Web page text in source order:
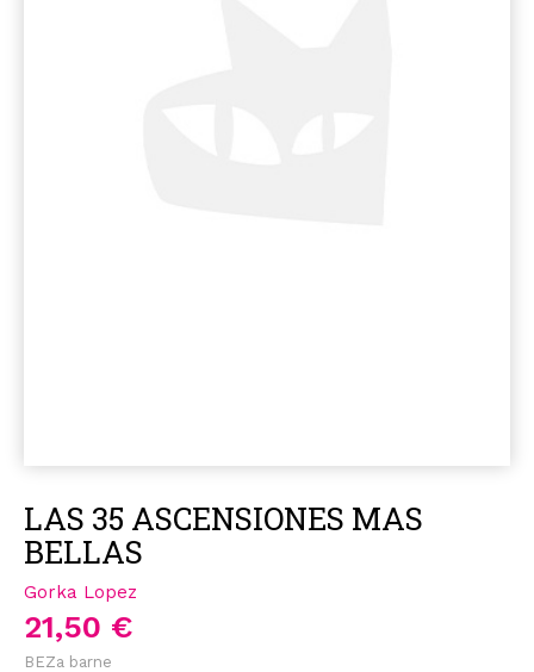
LAS 35 ASCENSIONES MAS
BELLAS
Gorka Lopez
21,50 €
BEZa barne